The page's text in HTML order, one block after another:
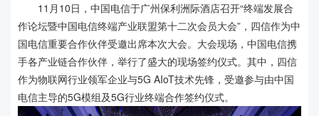
11月10日，中国电信于广州保利洲际酒店召开“终端发展合
作论坛暨中国电信终端产业联盟第十二次会员大会”，四信作为中
国电信重要合作伙伴受邀出席本次大会。大会现场，中国电信携
手各产业链合作伙伴，举行了盛大的现场签约仪式。其中，四信
作为物联网行业领军企业与5G AIoT技术先锋，受邀参与由中国
电信主导的5G模组及5G行业终端合作签约仪式。